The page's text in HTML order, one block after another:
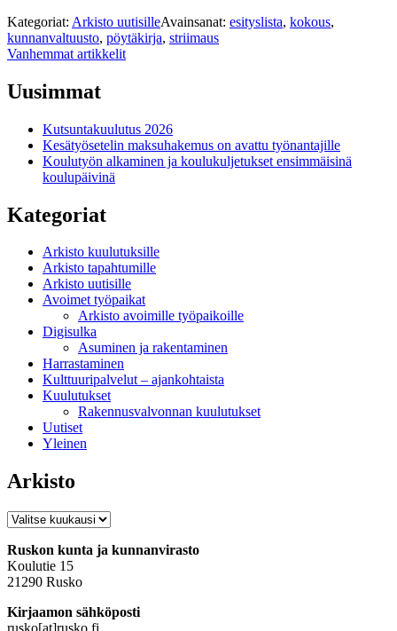
Kategoriat: Arkisto uutisilleAvainsanat: esityslista, kokous,
kunnanvaltuusto, pöytäkirja, striimaus
Artikkelien
selaus
Vanhemmat artikkelit
Uusimmat
Kutsuntakuulutus 2026
Kesätyösetelin maksuhakemus on avattu työnantajille
Koulutyön alkaminen ja koulukuljetukset ensimmäisinä
koulupäivinä
Kategoriat
Arkisto kuulutuksille
Arkisto tapahtumille
Arkisto uutisille
Avoimet työpaikat
Arkisto avoimille työpaikoille
Digisulka
Asuminen ja rakentaminen
Harrastaminen
Kulttuuripalvelut – ajankohtaista
Kuulutukset
Rakennusvalvonnan kuulutukset
Uutiset
Yleinen
Arkisto
Arkisto
Ruskon kunta ja kunnanvirasto
Koulutie 15
21290 Rusko
Kirjaamon sähköposti